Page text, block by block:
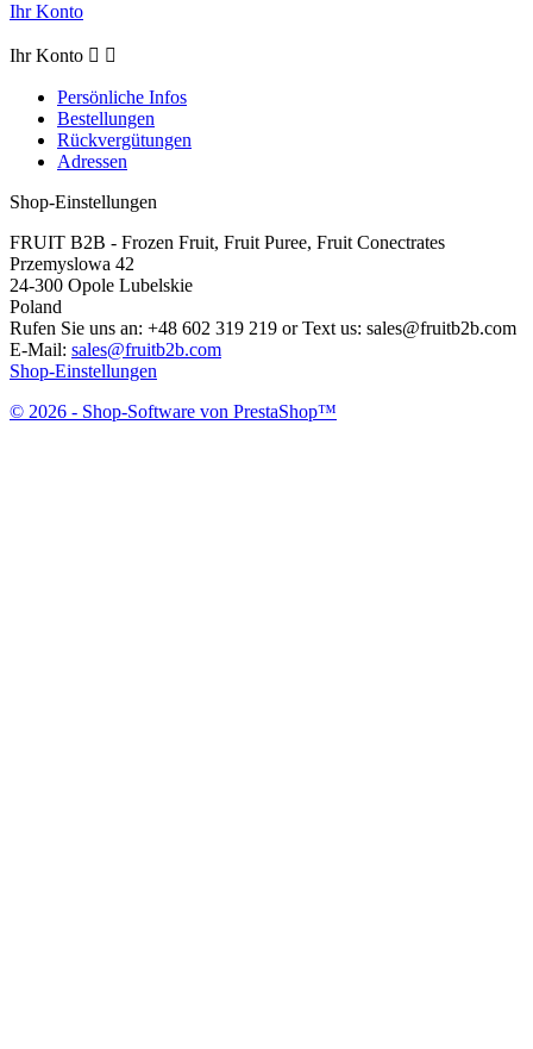
Ihr Konto
Ihr Konto  
Persönliche Infos
Bestellungen
Rückvergütungen
Adressen
Shop-Einstellungen
FRUIT B2B - Frozen Fruit, Fruit Puree, Fruit Conectrates
Przemyslowa 42
24-300 Opole Lubelskie
Poland
Rufen Sie uns an: +48 602 319 219 or Text us: sales@fruitb2b.com
E-Mail: sales@fruitb2b.com
Shop-Einstellungen
© 2026 - Shop-Software von PrestaShop™